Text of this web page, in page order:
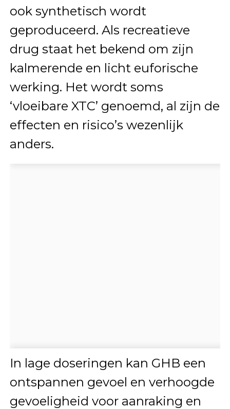
ook synthetisch wordt
geproduceerd. Als recreatieve
drug staat het bekend om zijn
kalmerende en licht euforische
werking. Het wordt soms
‘vloeibare XTC’ genoemd, al zijn de
effecten en risico’s wezenlijk
anders.
In lage doseringen kan GHB een
ontspannen gevoel en verhoogde
gevoeligheid voor aanraking en